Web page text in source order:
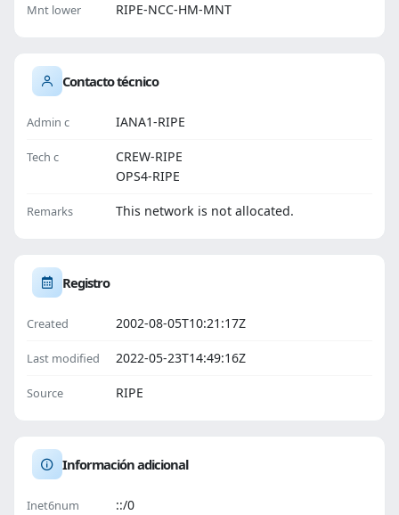
Mnt lower RIPE-NCC-HM-MNT
Contacto técnico
Admin c IANA1-RIPE
Tech c
CREW-RIPE
OPS4-RIPE
Remarks This network is not allocated.
Registro
Created 2002-08-05T10:21:17Z
Last modified 2022-05-23T14:49:16Z
Source RIPE
Información adicional
Inet6num ::/0